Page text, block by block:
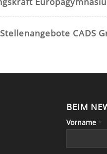
CADS
BEIM
Vorname *